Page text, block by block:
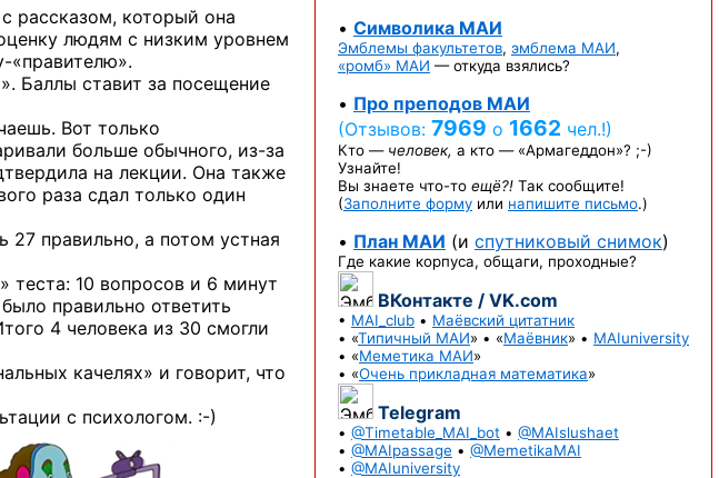
рассказом, который она
людям с низким уровнем
«правителю».
Баллы ставит за посещение
Вот только
больше обычного, из-за
на лекции. Она также
раза сдал только один
27 правильно, а потом устная
теста: 10 вопросов и 6 минут
правильно ответить
4 человека из 30 смогли
качелях» и говорит, что
с психологом. :-)
• Символика МАИ
Эмблемы факультетов, эмблема МАИ,
«ромб» МАИ — откуда взялись?
• Про преподов МАИ
(Отзывов: 7969 о 1662 чел.!)
Кто — человек, а кто — «Армагеддон»? ;-)
Узнайте!
Вы знаете что-то ещё?! Так сообщите!
(Заполните форму или напишите письмо.)
• План МАИ (и спутниковый снимок)
Где какие корпуса, общаги, проходные?
ВКонтакте / VK.com
• MAI_club • Маёвский цитатник
• «Типичный МАИ» • «Маёвник» • MAIuniversity
• «Меметика МАИ»
• «Очень прикладная математика»
Telegram
• @Timetable_MAI_bot • @MAIslushaet
• @MAIpassage • @MemetikaMAI
• @MAIuniversity